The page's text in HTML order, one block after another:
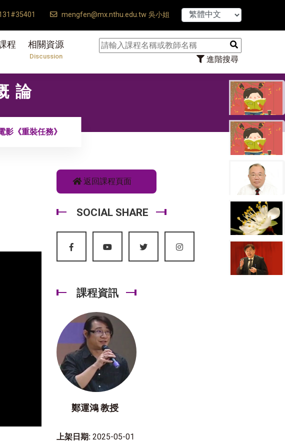
mengfen@mx.nthu.edu.tw 吳小姐
程 相關資源
Discussion 進階搜尋
究生論文口試結束Thesis Defense
論
影《重裝任務》
返回課程頁面
SOCIAL SHARE
課程資訊
鄭運鴻 教授
上架日期: 2025-05-01